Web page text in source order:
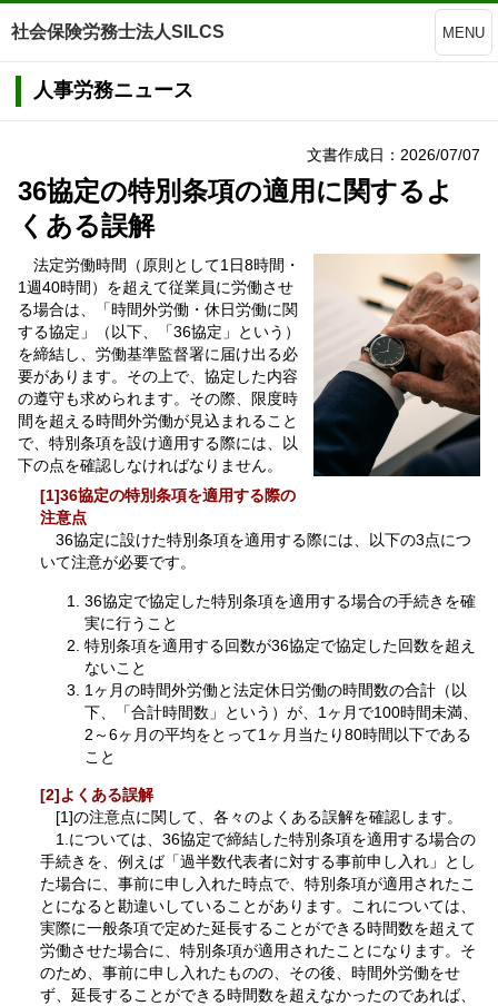
社会保険労務士法人SILCS MENU
人事労務ニュース
文書作成日：2026/07/07
36協定の特別条項の適用に関するよ
くある誤解
法定労働時間（原則として1日8時間・
1週40時間）を超えて従業員に労働させ
る場合は、「時間外労働・休日労働に関
する協定」（以下、「36協定」という）
を締結し、労働基準監督署に届け出る必
要があります。その上で、協定した内容
の遵守も求められます。その際、限度時
間を超える時間外労働が見込まれること
で、特別条項を設け適用する際には、以
下の点を確認しなければなりません。
[1]36協定の特別条項を適用する際の
注意点
36協定に設けた特別条項を適用する際には、以下の3点につ
いて注意が必要です。
36協定で協定した特別条項を適用する場合の手続きを確
実に行うこと
特別条項を適用する回数が36協定で協定した回数を超え
ないこと
1ヶ月の時間外労働と法定休日労働の時間数の合計（以
下、「合計時間数」という）が、1ヶ月で100時間未満、
2～6ヶ月の平均をとって1ヶ月当たり80時間以下である
こと
[2]よくある誤解
[1]の注意点に関して、各々のよくある誤解を確認します。
1.については、36協定で締結した特別条項を適用する場合の
手続きを、例えば「過半数代表者に対する事前申し入れ」とし
た場合に、事前に申し入れた時点で、特別条項が適用されたこ
とになると勘違いしていることがあります。これについては、
実際に一般条項で定めた延長することができる時間数を超えて
労働させた場合に、特別条項が適用されたことになります。そ
のため、事前に申し入れたものの、その後、時間外労働をせ
ず、延長することができる時間数を超えなかったのであれば、